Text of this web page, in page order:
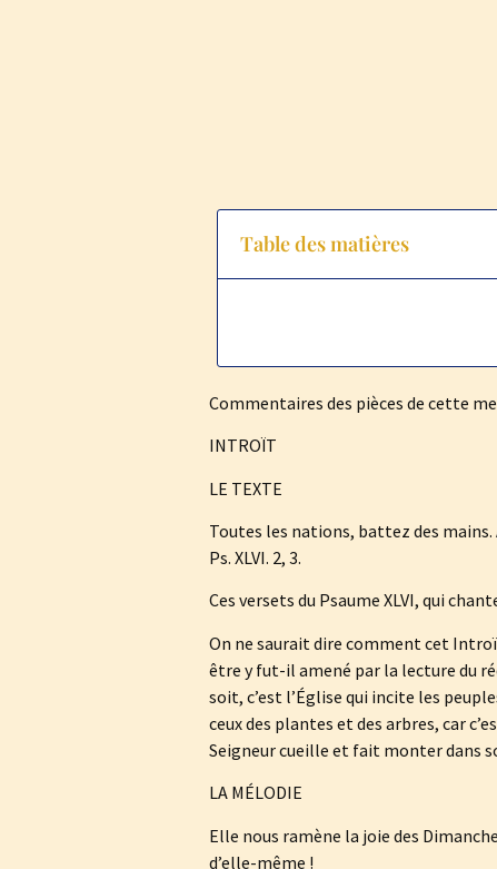
Table des matières
Commentaires des pièces de cette
INTROÏT
LE TEXTE
Toutes les nations, battez des
Ps. XLVI. 2, 3.
Ces versets du Psaume XLVI, qui
On ne saurait dire comment cet
être y fut-il amené par la lecture du
soit, c’est l’Église qui incite les
ceux des plantes et des arbres, car
Seigneur cueille et fait monter dans
LA MÉLODIE
Elle nous ramène la joie des
d’elle-même !